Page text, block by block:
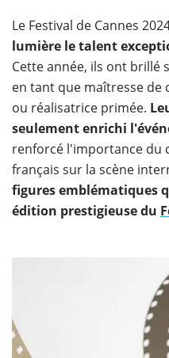
Le Festival de Cannes
lumière le talent
Cette année, ils ont brillé
en tant que maîtresse de
ou réalisatrice primée.
seulementenrichi
renforcé l'importance du
français sur la scène
figures emblématiques
édition prestigieuse du